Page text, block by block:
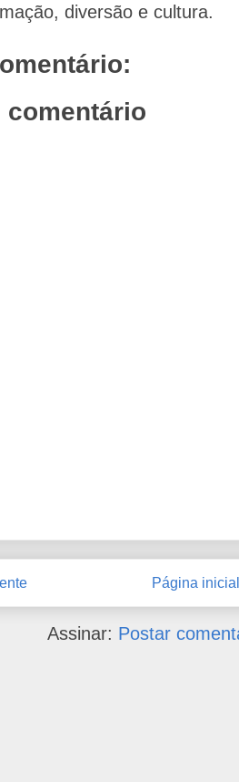
diversão e cultura.
comentário
Página inicial
Assinar: Postar